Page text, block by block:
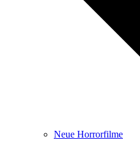
Neue Horrorfilme